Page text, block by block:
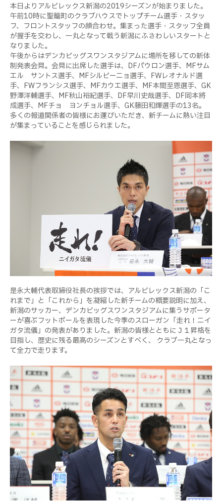
本日よりアルビレックス新潟の2019シーズンが始まりました。
午前10時に聖籠町のクラブハウスでトップチーム選手・スタッ
フ、フロントスタッフの顔合わせ。集まった選手・スタッフ全員
が握手を交わし、一丸となって戦う新潟にふさわしいスタートと
なりました。
午後からはデンカビッグスワンスタジアムに場所を移しての新体
制発表会見。会見に出席した選手は、DFパウロン選手、MFサム
エル サントス選手、MFシルビーニョ選手、FWレオナルド選
手、FWフランシス選手、MFカウエ選手、MF本間至恩選手、GK
野澤洋輔選手、MF秋山裕紀選手、DF早川史哉選手、DF岡本將
成選手、MFチョ ヨンチョル選手、GK藤田和輝選手の13名。
多くの報道関係者の皆様にお運びいただき、新チームに熱い注目
が集まっていることを感じられました。
是永大輔代表取締役社長の挨拶では、アルビレックス新潟の「こ
れまで」と「これから」を凝縮した新チームの概要説明に加え、
新潟のサッカー、デンカビッグスワンスタジアムに集うサポータ
ーが喜ぶフットボールを表現した今季のスローガン「走れ！ニイ
ガタ流儀」の発表がありました。新潟の皆様とともにＪ１昇格を
目指し、歴史に残る最高のシーズンとすべく、 クラブ一丸となっ
て全力で走ります。